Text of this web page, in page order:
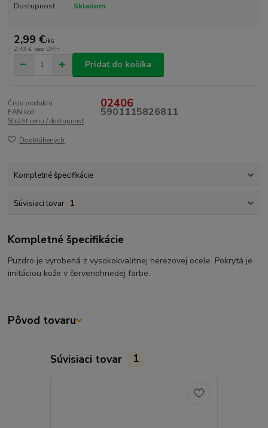
Dostupnosť Skladom
2,99 €/ks
2,43 € bez DPH
Pridať do košíka
Číslo produktu: 02406
EAN kód: 5901115826811
Strážiť cenu / dostupnosť
Do obľúbených
Kompletné špecifikácie
Súvisiaci tovar 1
Kompletné špecifikácie
Puzdro je vyrobená z vysokokvalitnej nerezovej ocele. Pokrytá je
imitáciou kože v červenohnedej farbe.
Pôvod tovaru
Súvisiaci tovar 1